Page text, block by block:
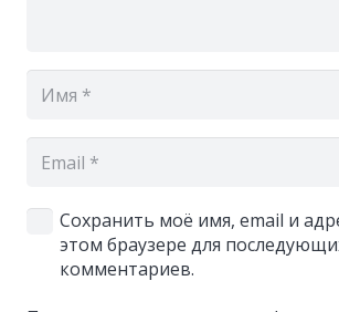
Сохранить моё имя, email и
этом браузере для
комментариев.